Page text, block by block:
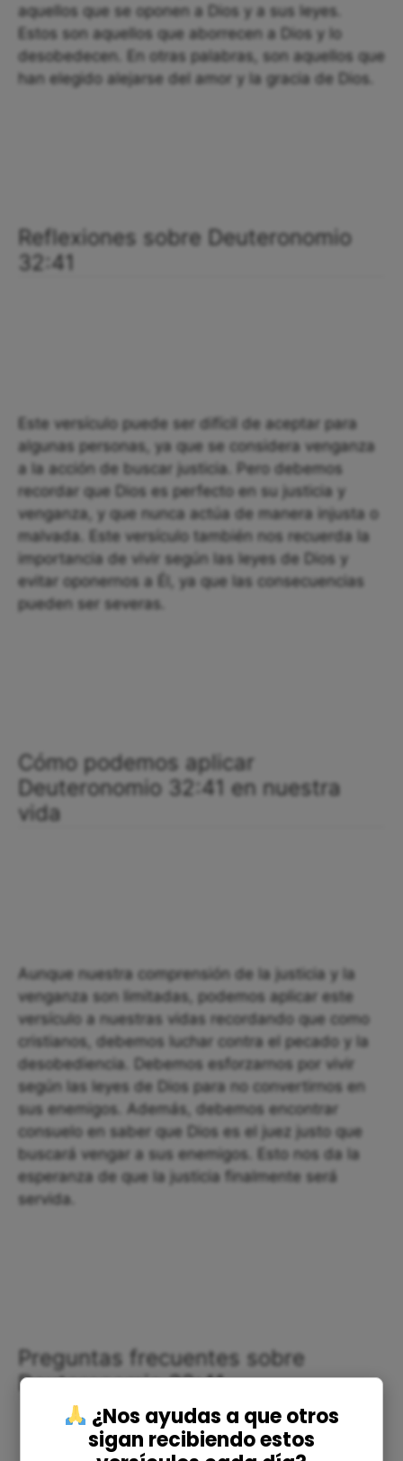
aquellos que se oponen a Dios y a sus leyes.
Estos son aquellos que aborrecen a Dios y lo
desobedecen. En otras palabras, son aquellos que
han elegido alejarse del amor y la gracia de Dios.
Reflexiones sobre Deuteronomio
32:41
Este versículo puede ser difícil de aceptar para
algunas personas, ya que se considera venganza
a la acción de buscar justicia. Pero debemos
recordar que Dios es perfecto en su justicia y
venganza, y que nunca actúa de manera injusta o
malvada. Este versículo también nos recuerda la
importancia de vivir según las leyes de Dios y
evitar oponernos a Él, ya que las consecuencias
pueden ser severas.
Cómo podemos aplicar
Deuteronomio 32:41 en nuestra
vida
Aunque nuestra comprensión de la justicia y la
venganza son limitadas, podemos aplicar este
versículo a nuestras vidas recordando que como
cristianos, debemos luchar contra el pecado y la
desobediencia. Debemos esforzarnos por vivir
según las leyes de Dios para no convertirnos en
sus enemigos. Además, debemos encontrar
consuelo en saber que Dios es el juez justo que
buscará vengar a sus enemigos. Esto nos da la
esperanza de que la justicia finalmente será
servida.
Preguntas frecuentes sobre
Deuteronomio 32:41
¿Nos ayudas a que otros
sigan recibiendo estos